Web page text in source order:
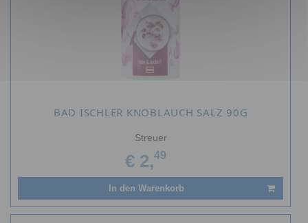
BAD ISCHLER KNOBLAUCH SALZ 90G
Streuer
€ 2,49
In den Warenkorb